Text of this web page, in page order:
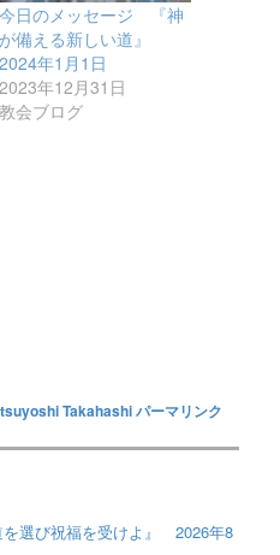
今日のメッセージ 『神
が備える新しい道』
2024年1月1日
2023年12月31日
教会ブログ
Takahashiパーマリンク
選び祝福を受けよ』 2026年8